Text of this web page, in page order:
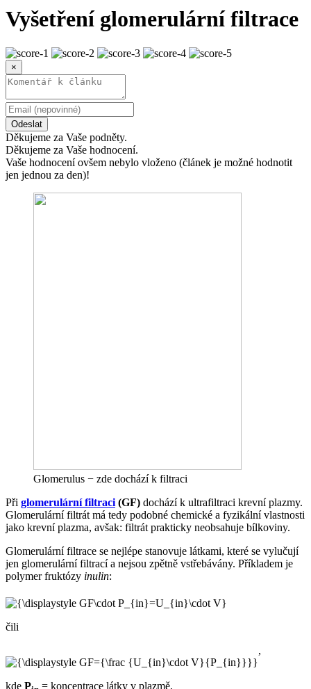
Vyšetření glomerulární filtrace
×
Odeslat
Děkujeme za Vaše podněty.
Děkujeme za Vaše hodnocení.
Vaše hodnocení ovšem nebylo vloženo (článek je možné hodnotit
jen jednou za den)!
Glomerulus − zde dochází k filtraci
Při glomerulární filtraci (GF) dochází k ultrafiltraci krevní plazmy.
Glomerulární filtrát má tedy podobné chemické a fyzikální vlastnosti
jako krevní plazma, avšak: filtrát prakticky neobsahuje bílkoviny.
Glomerulární filtrace se nejlépe stanovuje látkami, které se vylučují
jen glomerulární filtrací a nejsou zpětně vstřebávány. Příkladem je
polymer fruktózy inulin:
čili
,
kde P = koncentrace látky v plazmě,